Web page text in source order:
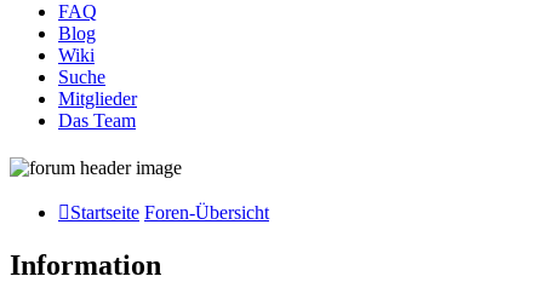
FAQ
Blog
Wiki
Suche
Mitglieder
Das Team
Startseite Foren-Übersicht
Information